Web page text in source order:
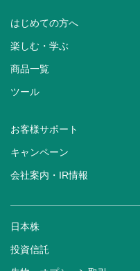
はじめての方へ
楽しむ・学ぶ
商品一覧
ツール
お客様サポート
キャンペーン
会社案内・IR情報
日本株
投資信託